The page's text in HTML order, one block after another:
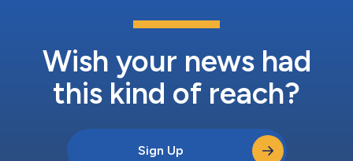
Wish your news had
this kind of reach?
Sign Up